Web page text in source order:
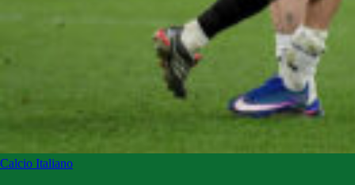
Calcio Italiano